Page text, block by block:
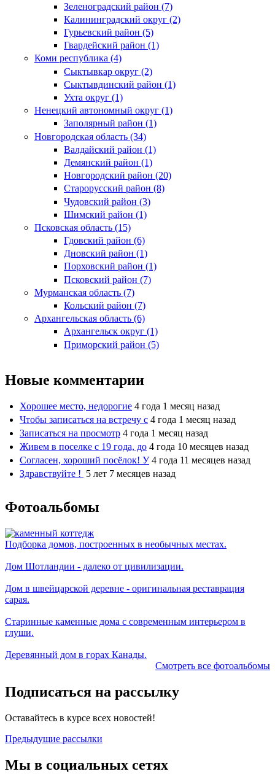
Зеленоградский район (7)
Калининградский округ (2)
Гурьевский район (5)
Гвардейский район (1)
Коми республика (4)
Сыктывкар округ (2)
Сыктывдинский район (1)
Ухта округ (1)
Ненецкий автономный округ (1)
Заполярный район (1)
Новгородская область (34)
Валдайский район (1)
Демянский район (1)
Новгородский район (20)
Старорусский район (8)
Чудовский район (3)
Шимский район (1)
Псковская область (15)
Гдовский район (6)
Дновский район (1)
Порховский район (1)
Псковский район (7)
Мурманская область (7)
Кольский район (7)
Архангельская область (6)
Архангельск округ (1)
Приморский район (5)
Новые комментарии
Хорошее место, недорогие 4 года 1 месяц назад
Чтобы записаться на встречу с 4 года 1 месяц назад
Записаться на просмотр 4 года 1 месяц назад
Живем в поселке с 19 года, до 4 года 10 месяцев назад
Согласен, хороший посёлок! У 4 года 11 месяцев назад
Здравствуйте ! 5 лет 7 месяцев назад
Фотоальбомы
Подборка домов, построенных в необычных местах.
Дом Шотландии - далеко от цивилизации.
Дом в швейцарской деревне - оригинальная реставрация
сарая.
Старинные каменные дома с современным интерьером в
глуши.
Деревянный дом в горах Канады.
Смотреть все фотоальбомы
Подписаться на рассылку
Оставайтесь в курсе всех новостей!
Предыдущие рассылки
Мы в социальных сетях